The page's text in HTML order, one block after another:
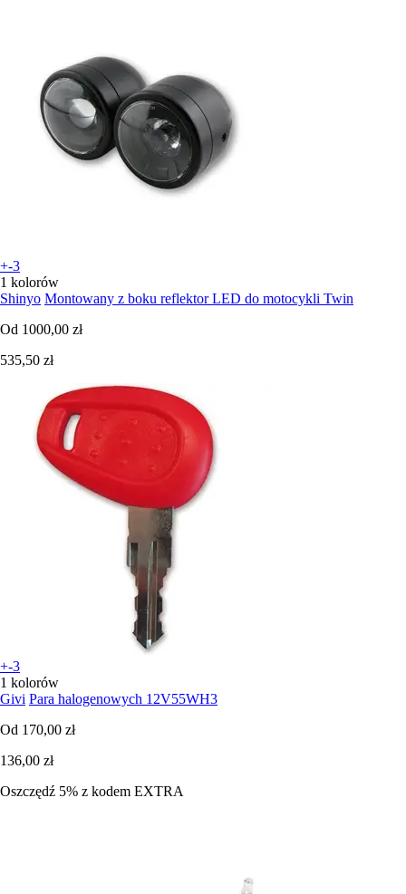
+-3
1 kolorów
Shinyo Montowany z boku reflektor LED do motocykli Twin
Od 1000,00 zł
535,50 zł
+-3
1 kolorów
Givi Para halogenowych 12V55WH3
Od 170,00 zł
136,00 zł
Oszczędź 5% z kodem EXTRA